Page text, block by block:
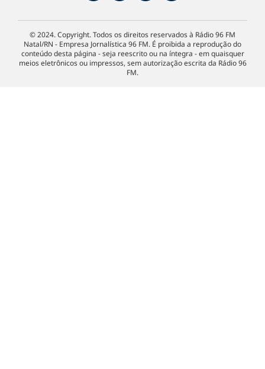
© 2024. Copyright. Todos os direitos reservados à Rádio 96 FM
Natal/RN - Empresa Jornalística 96 FM. É proibida a reprodução do
conteúdo desta página - seja reescrito ou na íntegra - em quaisquer
meios eletrônicos ou impressos, sem autorização escrita da Rádio 96
FM.